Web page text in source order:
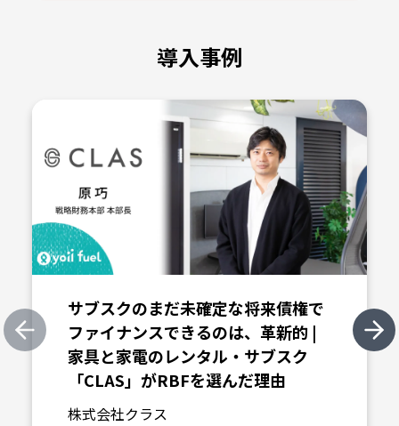
導入事例
サブスクのまだ未確定な将来債権で
ファイナンスできるのは、革新的 |
家具と家電のレンタル・サブスク
「CLAS」がRBFを選んだ理由
株式会社クラス
Previous slide